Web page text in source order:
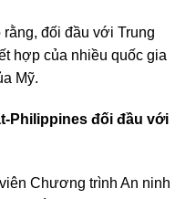
đối đầu với Trung
hợp của nhiều quốc gia
Mỹ.
Philippines đối đầu với
Chương trình An ninh